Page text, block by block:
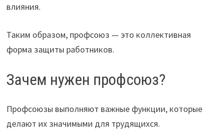
влияния.
Таким образом, профсоюз — это коллективная
форма защиты работников.
Зачем нужен профсоюз?
Профсоюзы выполняют важные функции, которые
делают их значимыми для трудящихся.